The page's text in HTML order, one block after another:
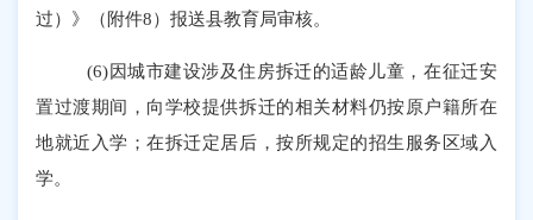
过）》（附件8）报送县教育局审核。
(6)因城市建设涉及住房拆迁的适龄儿童，在征迁安
置过渡期间，向学校提供拆迁的相关材料仍按原户籍所在
地就近入学；在拆迁定居后，按所规定的招生服务区域入
学。